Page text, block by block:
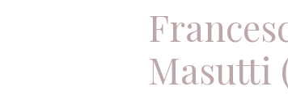
Masutti